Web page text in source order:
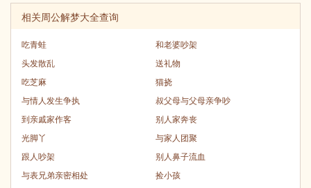
相关周公解梦大全查询
吃青蛙
和老婆吵架
头发散乱
送礼物
吃芝麻
猫挠
与情人发生争执
叔父母与父母亲争吵
到亲戚家作客
别人家奔丧
光脚丫
与家人团聚
跟人吵架
别人鼻子流血
与表兄弟亲密相处
捡小孩